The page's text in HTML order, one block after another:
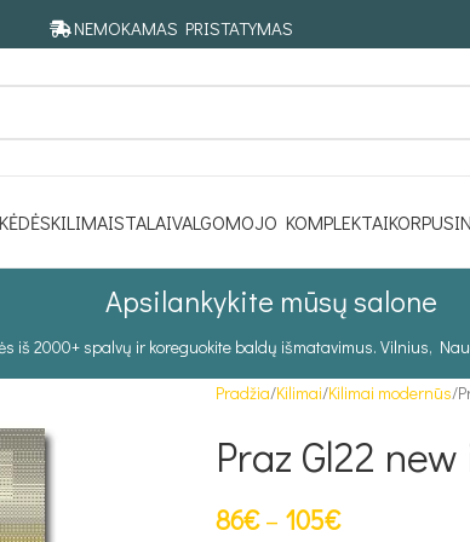
NEMOKAMAS PRISTATYMAS
KĖDĖSKILIMAISTALAIVALGOMOJO KOMPLEKTAI
Apsilankykite mūsų salone
iš 2000+ spalvų ir koreguokite baldų išmatavimus. Vilnius,
Pradžia Kilimai Kilimai modernūs
Praz Gl22
86€ – 105€